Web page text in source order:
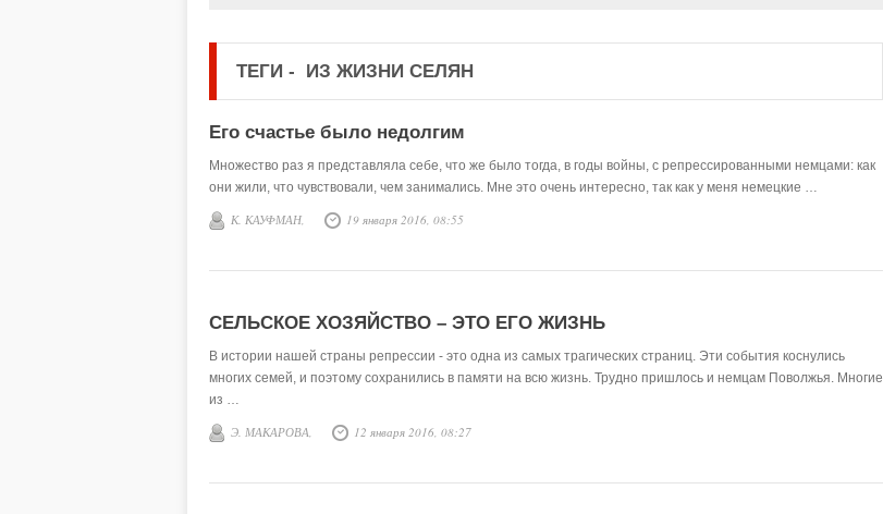
ТЕГИ - ИЗ ЖИЗНИ СЕЛЯН
Его счастье было недолгим
Множество раз я представляла себе, что же было тогда, в годы войны, с репрессированными немцами: как
они жили, что чувствовали, чем занимались. Мне это очень интересно, так как у меня немецкие …
К. КАУФМАН, 19 января 2016, 08:55
СЕЛЬСКОЕ ХОЗЯЙСТВО – ЭТО ЕГО ЖИЗНЬ
В истории нашей страны репрессии - это одна из самых трагических страниц. Эти события коснулись
многих семей, и поэтому сохранились в памяти на всю жизнь. Трудно пришлось и немцам Поволжья. Многие
из …
Э. МАКАРОВА, 12 января 2016, 08:27